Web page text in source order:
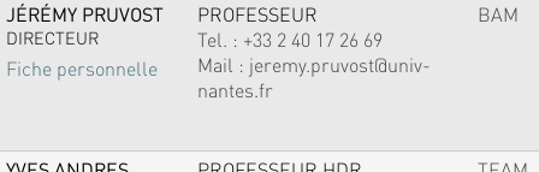
JÉRÉMY PRUVOST
DIRECTEUR
Fiche personnelle
PROFESSEUR
Tel. : +33 2 40 17 26 69
Mail : jeremy.pruvost@univ-
nantes.fr
BAM